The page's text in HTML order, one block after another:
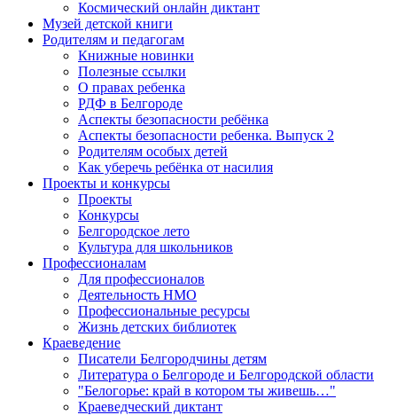
Космический онлайн диктант
Музей детской книги
Родителям и педагогам
Книжные новинки
Полезные ссылки
О правах ребенка
РДФ в Белгороде
Аспекты безопасности ребёнка
Аспекты безопасности ребенка. Выпуск 2
Родителям особых детей
Как уберечь ребёнка от насилия
Проекты и конкурсы
Проекты
Конкурсы
Белгородское лето
Культура для школьников
Профессионалам
Для профессионалов
Деятельность НМО
Профессиональные ресурсы
Жизнь детских библиотек
Краеведение
Писатели Белгородчины детям
Литература о Белгороде и Белгородской области
"Белогорье: край в котором ты живешь…"
Краеведческий диктант